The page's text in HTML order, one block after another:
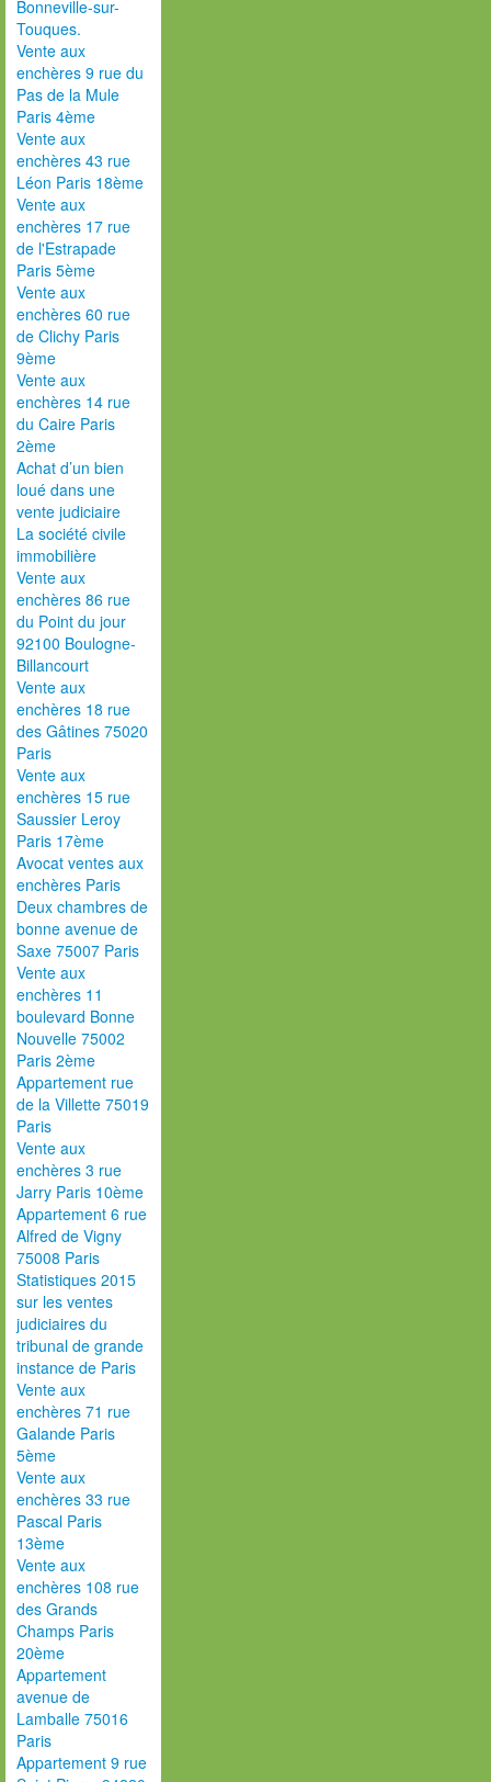
Bonneville-sur-
Touques.
Vente aux
enchères 9 rue du
Pas de la Mule
Paris 4ème
Vente aux
enchères 43 rue
Léon Paris 18ème
Vente aux
enchères 17 rue
de l'Estrapade
Paris 5ème
Vente aux
enchères 60 rue
de Clichy Paris
9ème
Vente aux
enchères 14 rue
du Caire Paris
2ème
Achat d’un bien
loué dans une
vente judiciaire
La société civile
immobilière
Vente aux
enchères 86 rue
du Point du jour
92100 Boulogne-
Billancourt
Vente aux
enchères 18 rue
des Gâtines 75020
Paris
Vente aux
enchères 15 rue
Saussier Leroy
Paris 17ème
Avocat ventes aux
enchères Paris
Deux chambres de
bonne avenue de
Saxe 75007 Paris
Vente aux
enchères 11
boulevard Bonne
Nouvelle 75002
Paris 2ème
Appartement rue
de la Villette 75019
Paris
Vente aux
enchères 3 rue
Jarry Paris 10ème
Appartement 6 rue
Alfred de Vigny
75008 Paris
Statistiques 2015
sur les ventes
judiciaires du
tribunal de grande
instance de Paris
Vente aux
enchères 71 rue
Galande Paris
5ème
Vente aux
enchères 33 rue
Pascal Paris
13ème
Vente aux
enchères 108 rue
des Grands
Champs Paris
20ème
Appartement
avenue de
Lamballe 75016
Paris
Appartement 9 rue